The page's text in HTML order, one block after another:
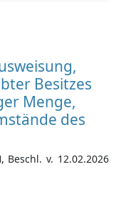
Besitzes
Menge,
des
Beschl. v. 12.02.2026